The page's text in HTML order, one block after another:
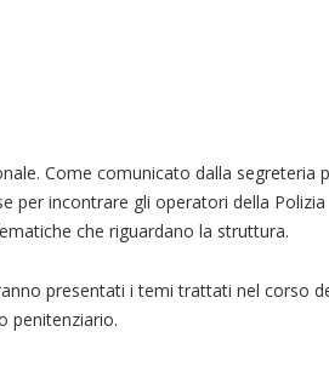
Come comunicato dalla segreteria
per incontrare gli operatori della Polizia
che riguardano la struttura.
presentati i temi trattati nel corso
penitenziario.